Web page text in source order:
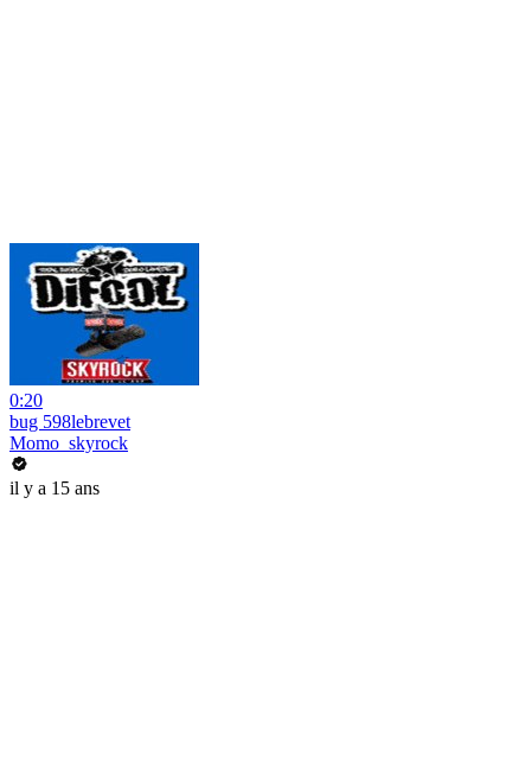
0:20
bug 598lebrevet
Momo_skyrock
il y a 15 ans